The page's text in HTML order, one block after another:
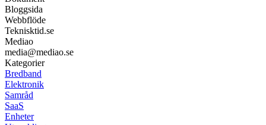
Bloggsida
Webbflöde
Teknisktid.se
Mediao
media@mediao.se
Kategorier
Bredband
Elektronik
Samråd
SaaS
Enheter